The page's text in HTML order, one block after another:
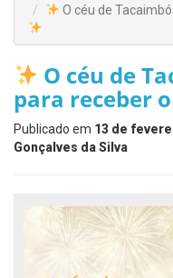
O céu de
O céu de
para receber
Publicado em 13 de
Gonçalves da Silva